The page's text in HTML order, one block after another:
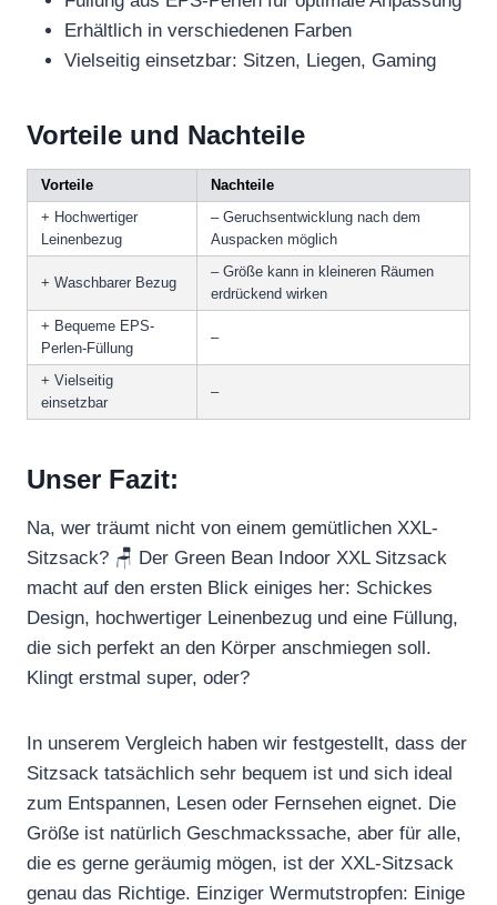
Erhältlich in verschiedenen Farben
Vielseitig einsetzbar: Sitzen, Liegen, Gaming
Vorteile und Nachteile
Vorteile
Nachteile
+ Hochwertiger
Leinenbezug
– Geruchsentwicklung nach dem
Auspacken möglich
+ Waschbarer Bezug
– Größe kann in kleineren Räumen
erdrückend wirken
+ Bequeme EPS-
Perlen-Füllung
–
+ Vielseitig
einsetzbar
–
Unser Fazit:
Na, wer träumt nicht von einem gemütlichen XXL-
Sitzsack? 🪑 Der Green Bean Indoor XXL Sitzsack
macht auf den ersten Blick einiges her: Schickes
Design, hochwertiger Leinenbezug und eine Füllung,
die sich perfekt an den Körper anschmiegen soll.
Klingt erstmal super, oder?
In unserem Vergleich haben wir festgestellt, dass der
Sitzsack tatsächlich sehr bequem ist und sich ideal
zum Entspannen, Lesen oder Fernsehen eignet. Die
Größe ist natürlich Geschmackssache, aber für alle,
die es gerne geräumig mögen, ist der XXL-Sitzsack
genau das Richtige. Einziger Wermutstropfen: Einige